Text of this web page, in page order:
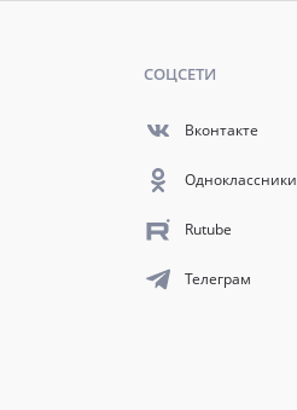
СОЦСЕТИ
Вконтакте
Одноклассники
Rutube
Телеграм